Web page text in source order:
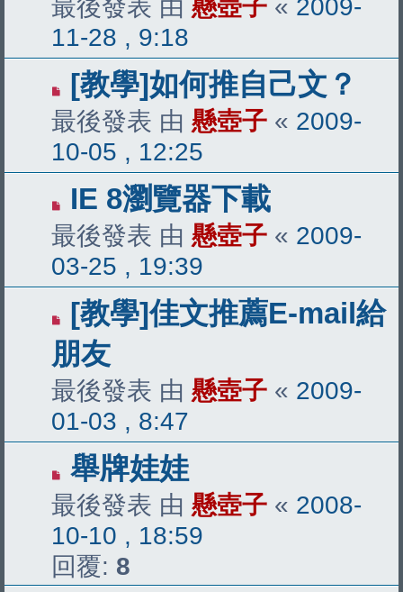
最後發表 由 懸壺子 « 2009-
11-28 , 9:18
[教學]如何推自己文？
最後發表 由 懸壺子 « 2009-
10-05 , 12:25
IE 8瀏覽器下載
最後發表 由 懸壺子 « 2009-
03-25 , 19:39
[教學]佳文推薦E-mail給
朋友
最後發表 由 懸壺子 « 2009-
01-03 , 8:47
舉牌娃娃
最後發表 由 懸壺子 « 2008-
10-10 , 18:59
回覆: 8